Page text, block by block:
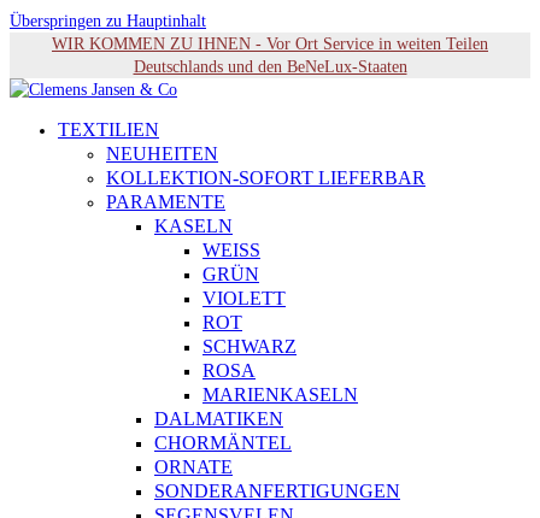
Überspringen zu Hauptinhalt
WIR KOMMEN ZU IHNEN - Vor Ort Service in weiten Teilen
Deutschlands und den BeNeLux-Staaten
TEXTILIEN
NEUHEITEN
KOLLEKTION-SOFORT LIEFERBAR
PARAMENTE
KASELN
WEISS
GRÜN
VIOLETT
ROT
SCHWARZ
ROSA
MARIENKASELN
DALMATIKEN
CHORMÄNTEL
ORNATE
SONDERANFERTIGUNGEN